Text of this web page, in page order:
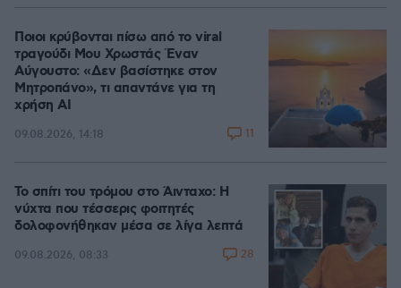
Ποιοι κρύβονται πίσω από το viral
τραγούδι Μου Χρωστάς Έναν
Αύγουστο: «Δεν βασίστηκε στον
Μητροπάνο», τι απαντάνε για τη
χρήση AI
09.08.2026, 14:18 11
Το σπίτι του τρόμου στο Άινταχο: Η
νύχτα που τέσσερις φοιτητές
δολοφονήθηκαν μέσα σε λίγα λεπτά
09.08.2026, 08:33 28